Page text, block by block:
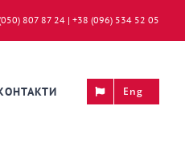
807 87 24 | +38 (096) 534 52 05
Eng